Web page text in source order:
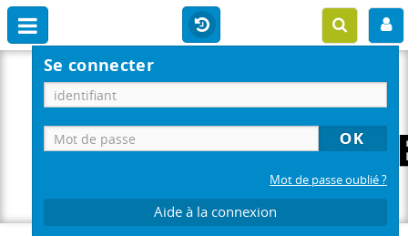
Se connecter
Mot de passe oublié ?
Aide à la connexion